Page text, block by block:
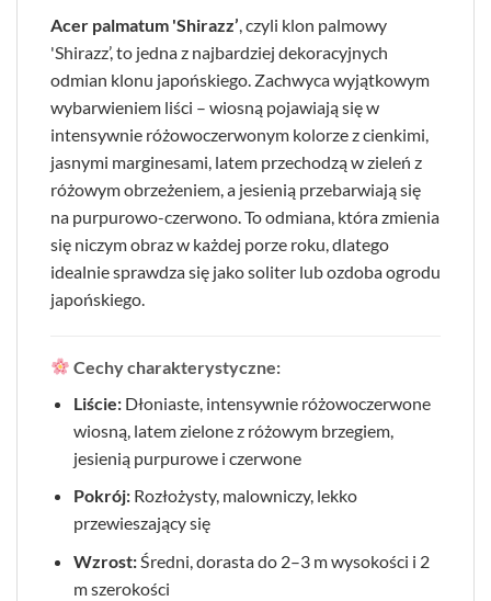
Acer palmatum 'Shirazz’ , czyli klon palmowy
'Shirazz’, to jedna z najbardziej dekoracyjnych
odmian klonu japońskiego. Zachwyca wyjątkowym
wybarwieniem liści – wiosną pojawiają się w
intensywnie różowoczerwonym kolorze z cienkimi,
jasnymi marginesami, latem przechodzą w zieleń z
różowym obrzeżeniem, a jesienią przebarwiają się
na purpurowo-czerwono. To odmiana, która zmienia
się niczym obraz w każdej porze roku, dlatego
idealnie sprawdza się jako soliter lub ozdoba ogrodu
japońskiego.
Cechy charakterystyczne:
Liście:Dłoniaste, intensywnie różowoczerwone
wiosną, latem zielone z różowym brzegiem,
jesienią purpurowe i czerwone
Pokrój:Rozłożysty, malowniczy, lekko
przewieszający się
Wzrost:Średni, dorasta do 2–3 m wysokości i 2
m szerokości